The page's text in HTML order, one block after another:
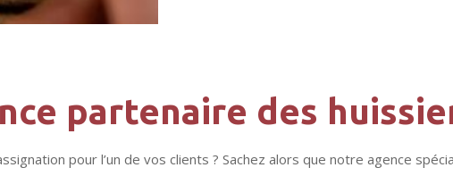
partenaire des
pour l’un de vos clients ? Sachez alors que notre agence